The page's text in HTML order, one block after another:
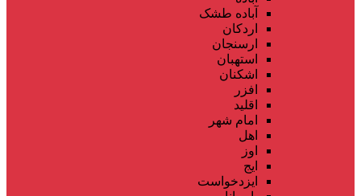
آباده طشک
اردکان
ارسنجان
استهبان
اشکنان
افزر
اقلید
امام شهر
اهل
اوز
ایج
ایزدخواست